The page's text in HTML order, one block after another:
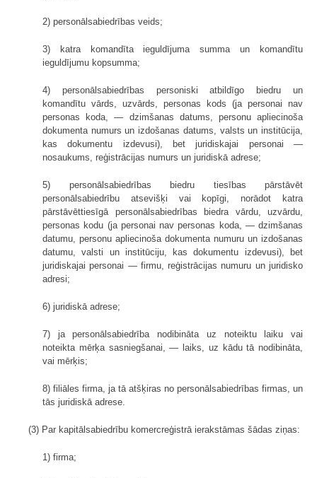
2) personālsabiedrības veids;
3) katra komandīta ieguldījuma summa un komandītu
ieguldījumu kopsumma;
4) personālsabiedrības personiski atbildīgo biedru un
komandītu vārds, uzvārds, personas kods (ja personai nav
personas koda, — dzimšanas datums, personu apliecinoša
dokumenta numurs un izdošanas datums, valsts un institūcija,
kas dokumentu izdevusi), bet juridiskajai personai —
nosaukums, reģistrācijas numurs un juridiskā adrese;
5) personālsabiedrības biedru tiesības pārstāvēt
personālsabiedrību atsevišķi vai kopīgi, norādot katra
pārstāvēttiesīgā personālsabiedrības biedra vārdu, uzvārdu,
personas kodu (ja personai nav personas koda, — dzimšanas
datumu, personu apliecinoša dokumenta numuru un izdošanas
datumu, valsti un institūciju, kas dokumentu izdevusi), bet
juridiskajai personai — firmu, reģistrācijas numuru un juridisko
adresi;
6) juridiskā adrese;
7) ja personālsabiedrība nodibināta uz noteiktu laiku vai
noteikta mērķa sasniegšanai, — laiks, uz kādu tā nodibināta,
vai mērķis;
8) filiāles firma, ja tā atšķiras no personālsabiedrības firmas, un
tās juridiskā adrese.
(3) Par kapitālsabiedrību komercreģistrā ierakstāmas šādas ziņas:
1) firma;